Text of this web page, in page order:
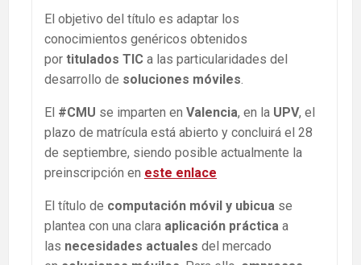
El objetivo del título es adaptar los
conocimientos genéricos obtenidos
por titulados TIC a las particularidades del
desarrollo de soluciones móviles
El #CMU se imparten en Valencia, en la UPV, el
plazo de matrícula está abierto y concluirá el 28
de septiembre, siendo posible actualmente la
preinscripción en este enlace
El título de computación móvil y ubicua se
plantea con una clara aplicación práctica a
las necesidades actuales del mercado